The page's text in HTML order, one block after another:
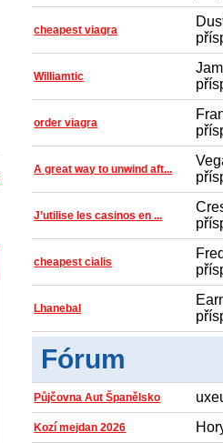
cheapest viagra
Williamtic
order viagra
A great way to unwind aft...
J’utilise les casinos en ...
cheapest cialis
Lhanebal
Fórum
Půjčovna Aut Španělsko
Kozí mejdan 2026